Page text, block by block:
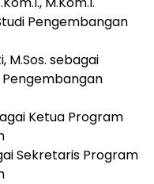
Pengembangan
M.Sos. sebagai
Ketua Program
Sekretaris Program